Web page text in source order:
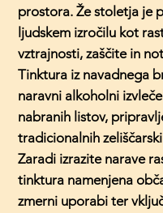
prostora. Že stoletja je
ljudskem izročilu kot
vztrajnosti, zaščite in
Tinktura iz navadnega
naravni alkoholni
nabranih listov,
tradicionalnih
Zaradi izrazite narave
tinktura namenjena
zmerni uporabi ter